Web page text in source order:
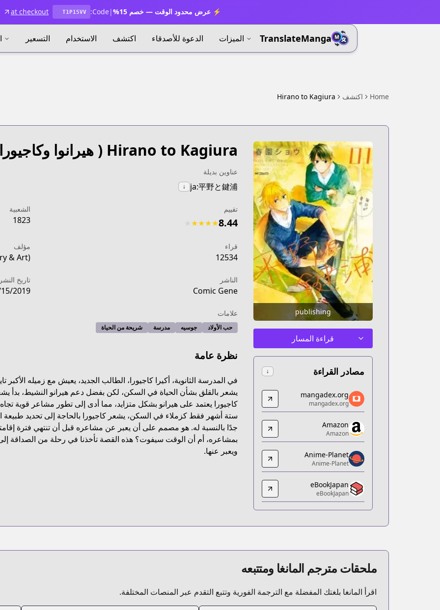
⚡ عرض محدود الوقت — خصم 15% |
Code:
T1P15VV
at checkout
TranslateManga الميزات الدعوة للأصدقاء اكتشف الاستخدام التسعير
Home اكتشف Hirano to Kagiura
publishing
قراءة المسار
مصادر القراءة ↓
mangadex.org
mangadex.org
https://mangadex.org/title/d0f286ac-9ecf-4472-a3d7-1009eb0199e2
Amazon
Amazon
https://www.amazon.co.jp/dp/4040657802/
Anime-Planet
Anime-Planet
https://www.anime-planet.com/manga/hirano-to-kagiura
eBookJapan
eBookJapan
Kitsu
https://kitsu.app/manga/57385
CDJapan
mangadex.org
mangadex.org
Amazon
Amazon
Anime-Planet
Anime-Planet
eBookJapan
eBookJapan
Hirano to Kagiura ( هيرانوا
عناوين بديلة
ja:平野と鍵浦
↓
تقييم
8.44
★
★
★
★
الشعبية
1823
قراء
12534
مؤلف
& Art)
الناشر
Comic Gene
تاريخ
2019
علامات
حب الأولاد جوسيه مدرسة شريحة من الحياة
نظرة عامة
في المدرسة الثانوية، أكيرا كاجيورا، الطالب الجديد، يعيش مع زميله الأكبر
يشعر بالقلق بشأن الحياة في السكن، لكن بفضل دعم هيرانو النشيط، بدأ
كاجيورا يعتمد على هيرانو بشكل متزايد، مما أدى إلى تطور مشاعر قوية
ستة أشهر فقط كزملاء في السكن، يشعر كاجيورا بالحاجة إلى تحديد طبيعة
جدًا بالنسبة له. هو مصمم على أن يعبر عن مشاعره قبل أن تنتهي فترة
بمشاعره، أم أن الوقت سيفوت؟ هذه القصة تأخذنا في رحلة من الصداقة
ويعبر عنها.
ملحقات مترجم المانغا ومتتبعه
اقرأ المانغا بلغتك المفضلة مع الترجمة الفورية وتتبع التقدم عبر المنصات المختلفة.